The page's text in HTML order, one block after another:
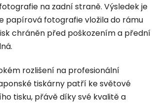
na zadní straně. Výsledek je
papírová fotografie vložila do rámu
chráněn před poškozením a přední
rozlišení na profesionální
tiskárny patří ke světové
tisku, přávě díky své kvalitě a